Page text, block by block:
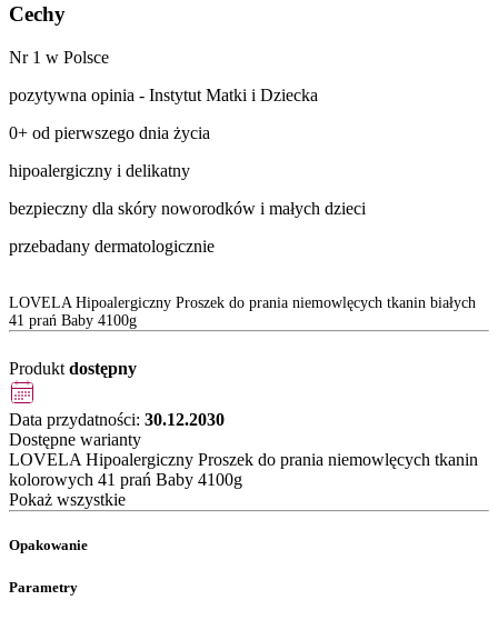
Cechy
Nr 1 w Polsce
pozytywna opinia - Instytut Matki i Dziecka
0+ od pierwszego dnia życia
hipoalergiczny i delikatny
bezpieczny dla skóry noworodków i małych dzieci
przebadany dermatologicznie
LOVELA Hipoalergiczny Proszek do prania niemowlęcych tkanin białych
41 prań Baby 4100g
Produkt dostępny
Data przydatności: 30.12.2030
Dostępne warianty
LOVELA Hipoalergiczny Proszek do prania niemowlęcych tkanin
kolorowych 41 prań Baby 4100g
Pokaż wszystkie
Opakowanie
Parametry